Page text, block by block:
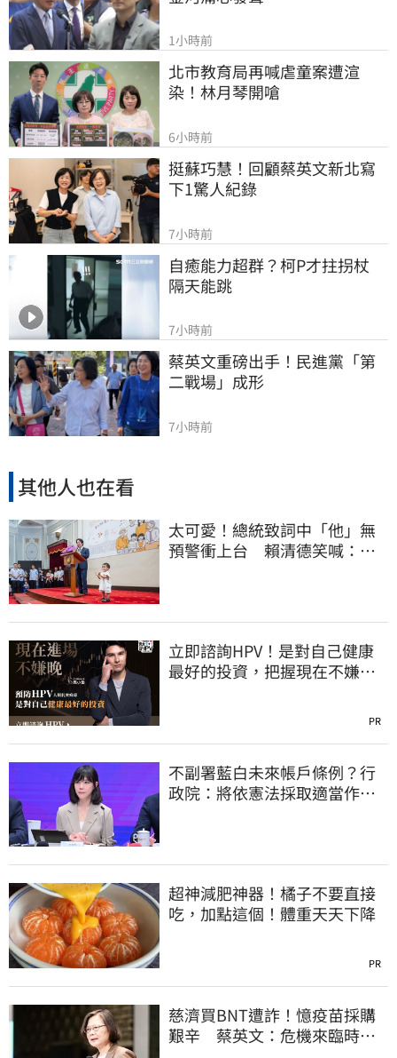
1小時前
北市教育局再喊虐童案遭渲
染！林月琴開嗆
6小時前
挺蘇巧慧！回顧蔡英文新北寫
下1驚人紀錄
7小時前
自癒能力超群？柯P才拄拐杖
隔天能跳
7小時前
蔡英文重磅出手！民進黨「第
二戰場」成形
7小時前
其他人也在看
太可愛！總統致詞中「他」無
預警衝上台 賴清德笑喊：卸
立即諮詢HPV！是對自己健康
最好的投資，把握現在不嫌
PR
不副署藍白未來帳戶條例？行
政院：將依憲法採取適當作
超神減肥神器！橘子不要直接
吃，加點這個！體重天天下降
PR
慈濟買BNT遭詐！憶疫苗採購
艱辛 蔡英文：危機來臨時務